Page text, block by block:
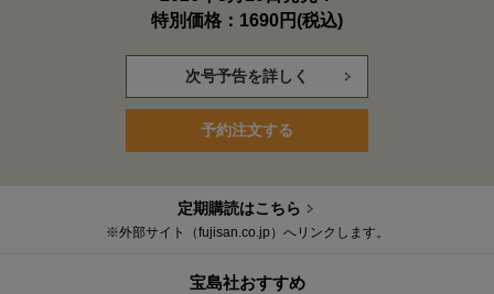
特別価格：1690円(税込)
次号予告を詳しく
予約注文する
定期購読はこちら
※外部サイト（fujisan.co.jp）へリンクします。
宝島社おすすめ